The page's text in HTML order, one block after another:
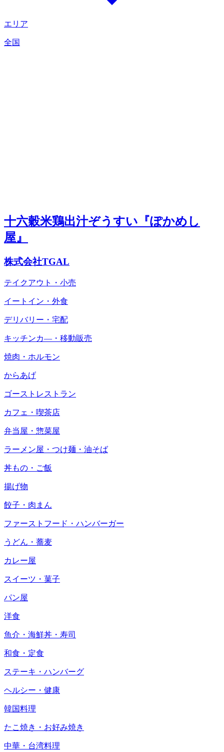
エリア
全国
十六穀米鶏出汁ぞうすい『ぽかめし
屋』
株式会社TGAL
テイクアウト・小売
イートイン・外食
デリバリー・宅配
キッチンカ―・移動販売
焼肉・ホルモン
からあげ
ゴーストレストラン
カフェ・喫茶店
弁当屋・惣菜屋
ラーメン屋・つけ麺・油そば
丼もの・ご飯
揚げ物
餃子・肉まん
ファーストフード・ハンバーガー
うどん・蕎麦
カレー屋
スイーツ・菓子
パン屋
洋食
魚介・海鮮丼・寿司
和食・定食
ステーキ・ハンバーグ
ヘルシー・健康
韓国料理
たこ焼き・お好み焼き
中華・台湾料理